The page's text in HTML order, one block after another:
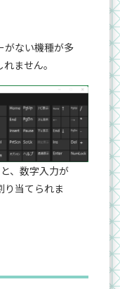
がない機種が多
ません。
、数字入力が
り当てられま